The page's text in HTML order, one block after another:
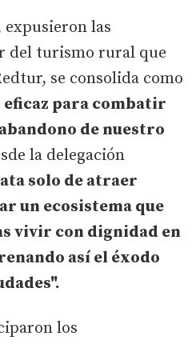
las
del turismo rural que
se consolida como
para combatir
de nuestro
la delegación
solo de atraer
un ecosistema que
vivir con dignidad en
así el éxodo
los